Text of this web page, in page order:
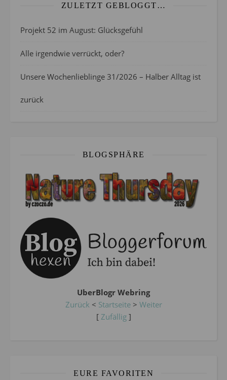
ZULETZT GEBLOGGT…
Projekt 52 im August: Glücksgefühl
Alle irgendwie verrückt, oder?
Unsere Wochenlieblinge 31/2026 – Halber Alltag ist
zurück
BLOGSPHÄRE
UberBlogr Webring
Zurück < Startseite> Weiter
[ Zufällig]
EURE FAVORITEN